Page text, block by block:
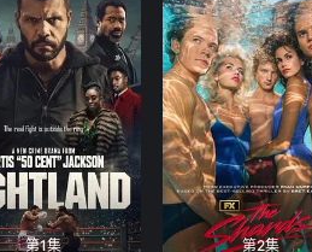
第1集 第2集